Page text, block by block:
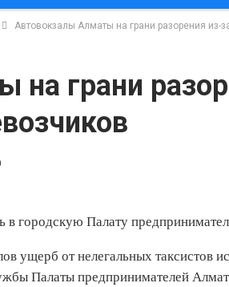
Автовокзалы Алматы на грани разорения из-
грани
в городскую Палату
ущерб от нелегальных таксистов
Палаты предпринимателей